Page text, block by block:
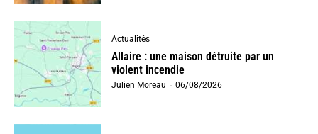
Actualités
Allaire : une maison détruite par un
violent incendie
Julien Moreau - 06/08/2026